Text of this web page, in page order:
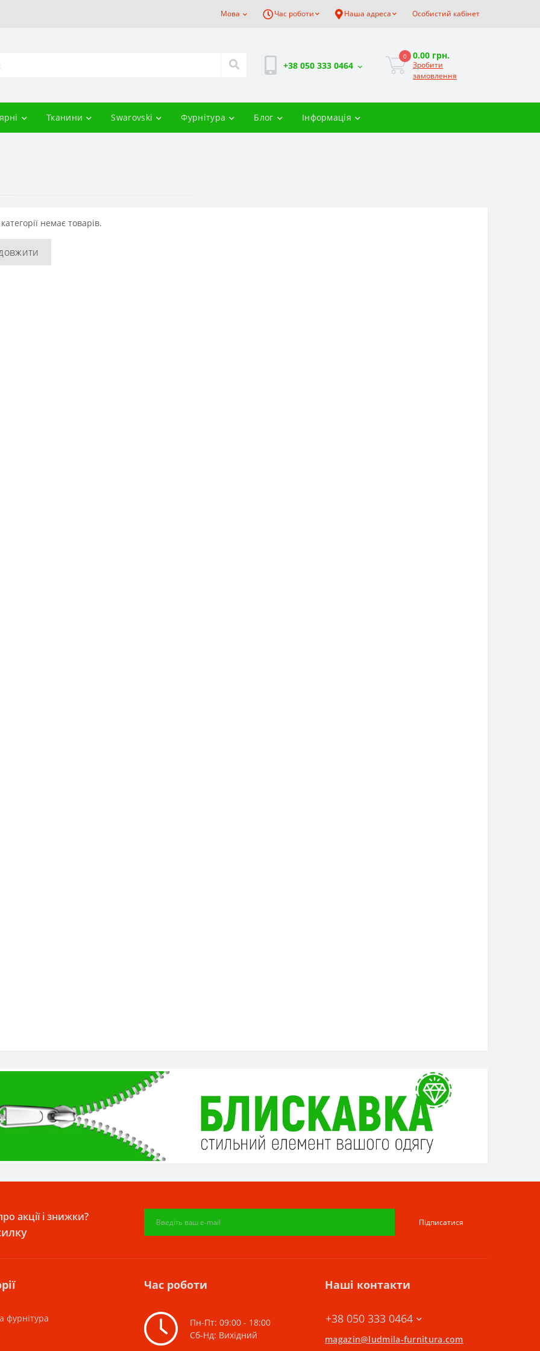
Мова Час роботи Наша адреса Особистий кабінет
+38 050 333 0464
0 0.00 грн.
Зробити
замовлення
Тканини Swarovski Фурнітура Блог Інформація
немає товарів.
акції і знижки? Підписатися
фурнітура
Час роботи
Пн-Пт: 09:00 - 18:00
Сб-Нд: Вихідний
Наші контакти
+38 050 333 0464
magazin@ludmila-furnitura.com